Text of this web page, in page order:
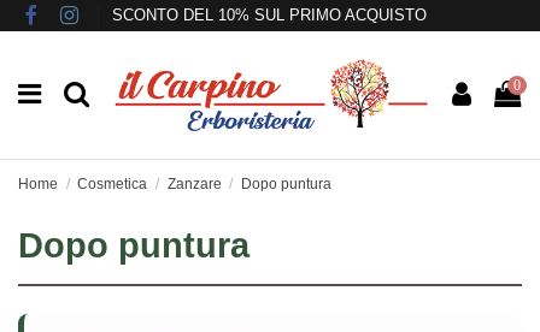
SCONTO DEL 10% SUL PRIMO ACQUISTO
0
Home Cosmetica Zanzare Dopo puntura
Dopo puntura